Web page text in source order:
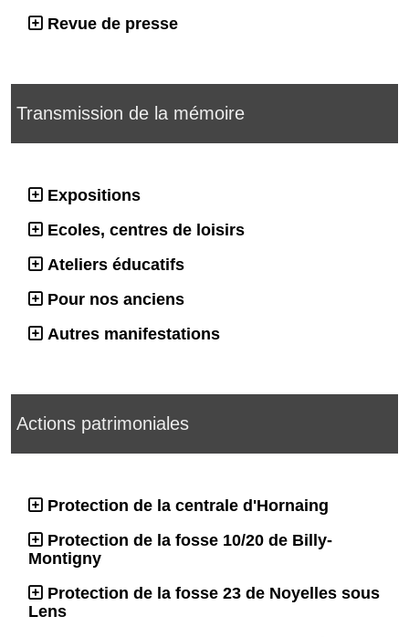
Revue de presse
Transmission de la mémoire
Expositions
Ecoles, centres de loisirs
Ateliers éducatifs
Pour nos anciens
Autres manifestations
Actions patrimoniales
Protection de la centrale d'Hornaing
Protection de la fosse 10/20 de Billy-
Montigny
Protection de la fosse 23 de Noyelles sous
Lens